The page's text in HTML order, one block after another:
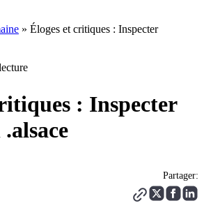
» Éloges et critiques : Inspecter
: Inspecter
Partager: